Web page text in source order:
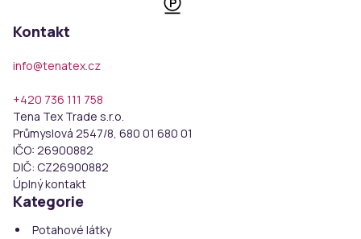
Kontakt
info@tenatex.cz
+420 736 111 758
Tena Tex Trade s.r.o.
Průmyslová 2547/8, 680 01 680 01
IČO: 26900882
DIČ: CZ26900882
Úplný kontakt
Kategorie
Potahové látky